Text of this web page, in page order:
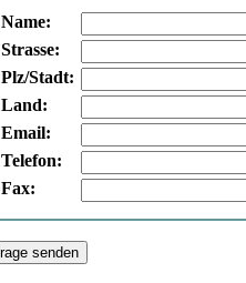
Name:
Strasse:
Plz/Stadt:
Land:
Email:
Telefon:
Fax: